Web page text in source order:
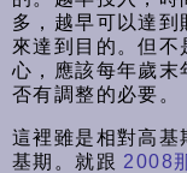
多，越早可以達到
來達到目的。但不
心，應該每年歲末
否有調整的必要。
這裡雖是相對高基
基期。就跟 2008